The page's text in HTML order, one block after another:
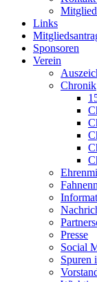
Links
Sponsoren
Verein
Chronik
Presse
Social
Spuren